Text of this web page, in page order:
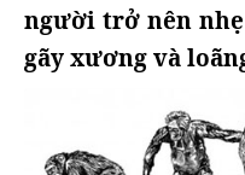
người trở nên
gãy xương và